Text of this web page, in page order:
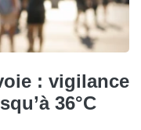
: vigilance
36°C